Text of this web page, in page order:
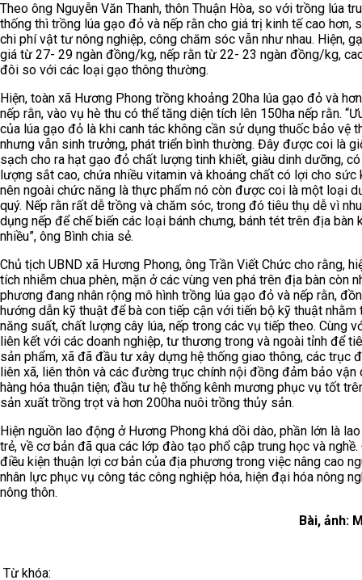
Theo ông Nguyễn Văn Thanh, thôn Thuận Hòa, so với trồng lúa
thống thì trồng lúa gạo đỏ và nếp rằn cho giá trị kinh tế cao hơn,
chi phí vật tư nông nghiệp, công chăm sóc vẫn như nhau. Hiện,
giá từ 27- 29 ngàn đồng/kg, nếp rằn từ 22- 23 ngàn đồng/kg,
đôi so với các loại gạo thông thường.
Hiện, toàn xã Hương Phong trồng khoảng 20ha lúa gạo đỏ và
nếp rằn, vào vụ hè thu có thể tăng diện tích lên 150ha nếp rằn.
của lúa gạo đỏ là khi canh tác không cần sử dụng thuốc bảo vệ
nhưng vẫn sinh trưởng, phát triển bình thường. Đây được coi là
sạch cho ra hạt gạo đỏ chất lượng tinh khiết, giàu dinh dưỡng,
lượng sắt cao, chứa nhiều vitamin và khoáng chất có lợi cho sức
nên ngoài chức năng là thực phẩm nó còn được coi là một loại
quý. Nếp rằn rất dễ trồng và chăm sóc, trong đó tiêu thụ dễ vì
dụng nếp để chế biến các loại bánh chưng, bánh tét trên địa bàn
nhiều”, ông Bình chia sẻ.
Chủ tịch UBND xã Hương Phong, ông Trần Viết Chức cho rằng,
tích nhiễm chua phèn, mặn ở các vùng ven phá trên địa bàn còn
phương đang nhân rộng mô hình trồng lúa gạo đỏ và nếp rằn,
hướng dẫn kỹ thuật để bà con tiếp cận với tiến bộ kỹ thuật nhằm
năng suất, chất lượng cây lúa, nếp trong các vụ tiếp theo. Cùng
liên kết với các doanh nghiệp, tư thương trong và ngoài tỉnh để
sản phẩm, xã đã đầu tư xây dựng hệ thống giao thông, các trục
liên xã, liên thôn và các đường trục chính nội đồng đảm bảo vận
hàng hóa thuận tiện; đầu tư hệ thống kênh mương phục vụ tốt
sản xuất trồng trọt và hơn 200ha nuôi trồng thủy sản.
Hiện nguồn lao động ở Hương Phong khá dồi dào, phần lớn là
trẻ, về cơ bản đã qua các lớp đào tạo phổ cập trung học và
điều kiện thuận lợi cơ bản của địa phương trong việc nâng cao
nhân lực phục vụ công tác công nghiệp hóa, hiện đại hóa nông
nông thôn.
Bài, ảnh:
Từ khóa: